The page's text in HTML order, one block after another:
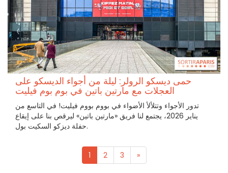
حمى ديسكو الرولر: ليلة من أجواء الديسكو على
العجلات مع مارتين باتين في بوم بوم فيليت
تدور الأجواء وتتلألأ الأضواء في بووم بووم فيليت! في التاسع من
يناير 2026، يجتمع لنا فريق «مارتين باتين» ليرقص بنا على إيقاع
حفلة ديزكو السكيت بول.
1 2 3 »